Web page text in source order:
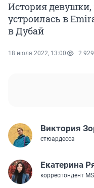
История девушки,
устроилась в
в Дубай
18 июля 2022, 13:00 2 929
Виктория
стюардесса
Екатерина
корреспондент